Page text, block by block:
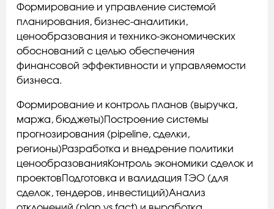
Формирование и управление системой
планирования, бизнес-аналитики,
ценообразования и технико-экономических
обоснований с целью обеспечения
финансовой эффективности и управляемости
бизнеса.
Формирование и контроль планов (выручка,
маржа, бюджеты)Построение системы
прогнозирования (pipeline, сделки,
регионы)Разработка и внедрение политики
ценообразованияКонтроль экономики сделок и
проектовПодготовка и валидация ТЭО (для
сделок, тендеров, инвестиций)Анализ